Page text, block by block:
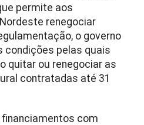
permite aos
renegociar
o governo
condições pelas quais
quitar ou renegociar as
contratadas até 31
financiamentos com